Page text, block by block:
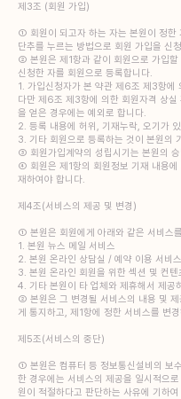
제3조 (회원 가입)
① 회원이 되고자 하는 자는 본원이 정한
단추를 누르는 방법으로 회원 가입을 신
② 본원은 제1항과 같이 회원으로 가입
신청한 자를 회원으로 등록합니다.
1. 가입신청자가 본 약관 제6조 제3항에
다만 제6조 제3항에 의한 회원자격 상
을 얻은 경우에는 예외로 합니다.
2. 등록 내용에 허위, 기재누락, 오기가
3. 기타 회원으로 등록하는 것이 본원의
③ 회원가입계약의 성립시기는 본원의
④ 회원은 제1항의 회원정보 기재 내용
재하여야 합니다.
제4조(서비스의 제공 및 변경)
① 본원은 회원에게 아래와 같은 서비스
1. 본원 뉴스 메일 서비스
2. 본원 온라인 상담실 / 예약 이용 서비스
3. 본원 온라인 회원을 위한 섹션 및 컨텐
4. 기타 본원이 타 업체와 제휴해서 제공
② 본원은 그 변경될 서비스의 내용 및
게 통지하고, 제1항에 정한 서비스를 변
제5조(서비스의 중단)
① 본원은 컴퓨터 등 정보통신설비의 보
한 경우에는 서비스의 제공을 일시적으
원이 적절하다고 판단하는 사유에 기하